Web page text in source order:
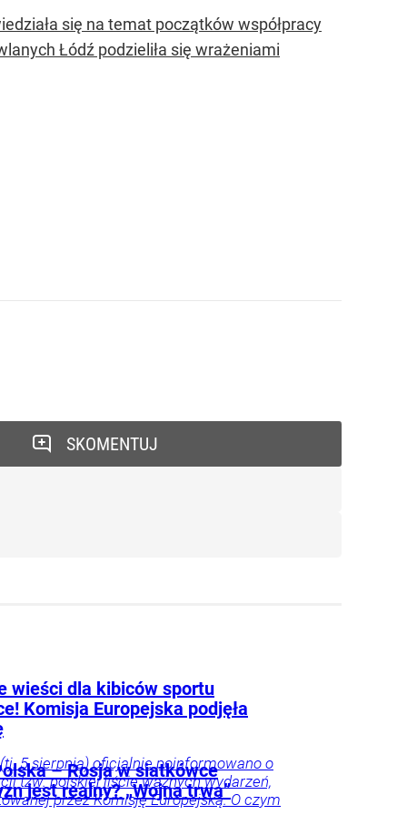
się na temat początków współpracy
Łódź podzieliła się wrażeniami
SKOMENTUJ
wieści dla kibiców sportu
Komisja Europejska podjęła
5 sierpnia) oficjalnie poinformowano o
tzw. polskiej liście ważnych wydarzeń,
przez Komisję Europejską. O czym
– Rosja w siatkówce
jest realny? „Wojna trwa”